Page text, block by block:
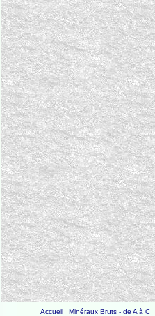
Accueil Minéraux Bruts - de A à C